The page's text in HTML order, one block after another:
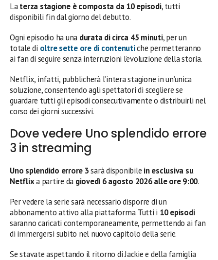
Laterza stagione è composta da 10 episodi, tutti
disponibili fin dal giorno del debutto.
Ogni episodio ha una durata di circa 45 minuti, per un
totale di oltre sette ore di contenutiche permetteranno
ai fan di seguire senza interruzioni l’evoluzione della storia.
Netflix, infatti, pubblicherà l’intera stagione in un’unica
soluzione, consentendo agli spettatori di scegliere se
guardare tutti gli episodi consecutivamente o distribuirli nel
corso dei giorni successivi.
Dove vedere Uno splendido errore
3 in streaming
Uno splendido errore 3sarà disponibile in esclusiva su
Netflixa partire da giovedì 6 agosto 2026 alle ore 9:00.
Per vedere la serie sarà necessario disporre di un
abbonamento attivo alla piattaforma. Tutti i 10 episodi
saranno caricati contemporaneamente, permettendo ai fan
di immergersi subito nel nuovo capitolo della serie.
Se stavate aspettando il ritorno di Jackie e della famiglia